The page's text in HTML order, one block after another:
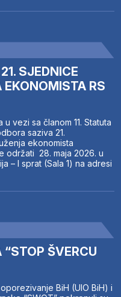
SJEDNICE
EKONOMISTA RS
u vezi sa članom 11. Statuta
saziva 21.
ekonomista
održati 28. maja 2026. u
– I sprat (Sala 1) na adresi
“STOP ŠVERCU
BiH (UIO BiH) i